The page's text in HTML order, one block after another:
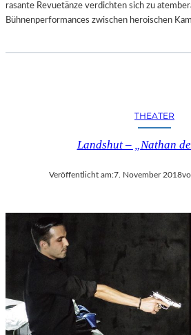
rasante Revuetänze verdichten sich zu
Bühnenperformances zwischen heroischen
THEATER
Landshut – „Nathan
Veröffentlicht am:7. November 2018